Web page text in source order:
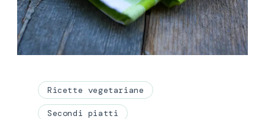
Ricette vegetariane
Secondi piatti